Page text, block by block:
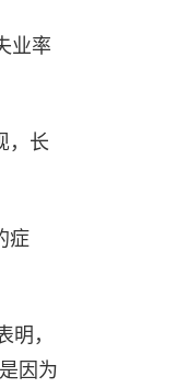
业率
，长
症
，
因为